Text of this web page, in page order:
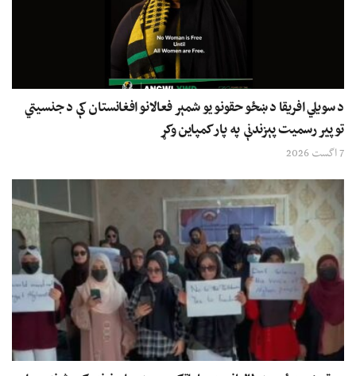
د سویلي افریقا د ښځو حقونو یو شمېر فعالانو افغانستان کې د جنسیتي
توپیر رسمیت پېزندنې په پار کمپاین وکړ
7 اگست 2026